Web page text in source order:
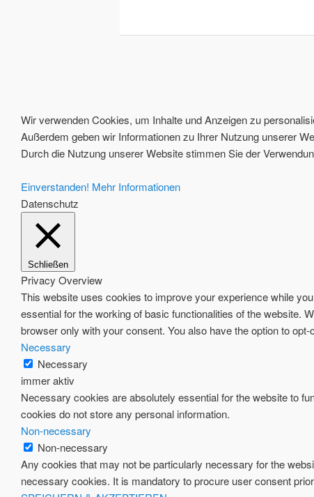
Wir verwenden Cookies, um Inhalte und Anzeigen zu
Außerdem geben wir Informationen zu Ihrer Nutzung unserer
Durch die Nutzung unserer Website stimmen Sie der
Einverstanden! Mehr Informationen
Datenschutz
Schließen
Privacy Overview
This website uses cookies to improve your experience while
essential for the working of basic functionalities of the website.
browser only with your consent. You also have the option to
Necessary
Necessary
immer aktiv
Necessary cookies are absolutely essential for the website to
cookies do not store any personal information.
Non-necessary
Non-necessary
Any cookies that may not be particularly necessary for the
necessary cookies. It is mandatory to procure user consent